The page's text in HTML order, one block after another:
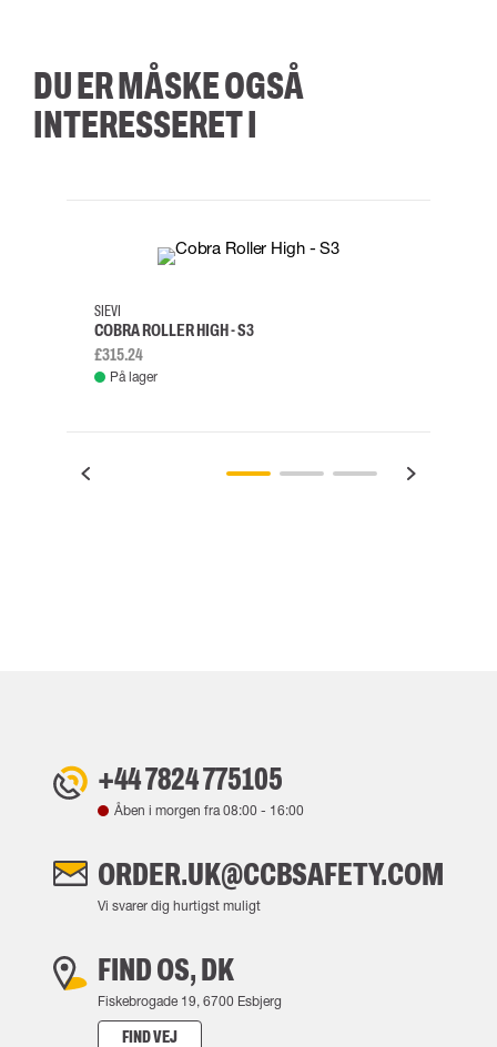
DU ER MÅSKE OGSÅ
INTERESSERET I
38
SIEVI
COBRA ROLLER HIGH - S3
£315.24
På lager
+44 7824 775105
Åben i morgen fra08:00 - 16:00
ORDER.UK@CCBSAFETY.COM
Vi svarer dig hurtigst muligt
FIND OS, DK
Fiskebrogade 19, 6700 Esbjerg
FIND VEJ